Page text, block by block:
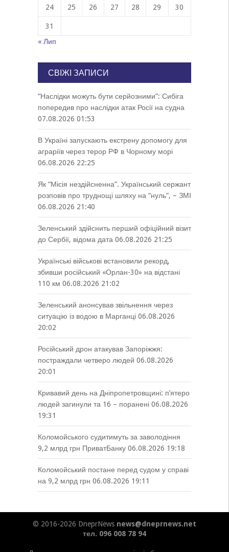
24 25 26 27 28 29 30
31
« Лип
СВІЖІ ЗАПИСИ
“Наслідки можуть бути серйозними”: Сибіга
попередив про наслідки атак Росії на судна
07.08.2026 01:53
В Україні запускають екстрену допомогу для
аграріїв через терор РФ в Чорному морі
06.08.2026 22:25
Як “Місія нездійсненна”. Український сержант
розповів про труднощі шляху на “нуль”, – ЗМІ
06.08.2026 21:40
Зеленський здійснить перший офіційний візит
до Сербії, відома дата 06.08.2026 21:25
Українські військові встановили рекорд,
збивши російський «Орлан-30» на відстані
110 км 06.08.2026 21:02
Зеленський анонсував звільнення через
ситуацію із водою в Марганці 06.08.2026
20:02
Російський дрон атакував Запоріжжя:
постраждали четверо людей 06.08.2026
20:01
Кривавий день на Дніпропетровщині: п’ятеро
людей загинули та 16 – поранені 06.08.2026
19:31
Коломойського судитимуть за заволодіння
9,2 млрд грн ПриватБанку 06.08.2026 19:18
Коломойський постане перед судом у справі
на 9,2 млрд грн 06.08.2026 19:11
© 2016-2026 DneprNews news@dneprnews.net
тел. 096 008 78 94